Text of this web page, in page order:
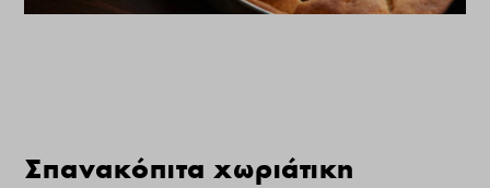
Σπανακόπιτα χωριάτικη